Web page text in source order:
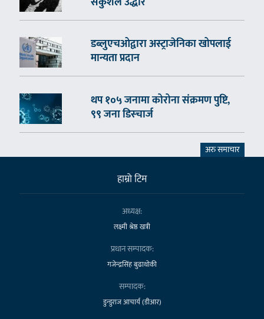
डब्लुएचओद्वारा अस्ट्राजेनिका खोपलाई
मान्यता प्रदान
थप १०५ जनामा कोरोना संक्रमण पुष्टि,
९९ जना डिस्चार्ज
अरु समाचार
हाम्राे टिम
अध्यक्ष:
लक्ष्मी श्रेष्ठ खत्री
प्रधान सम्पादक:
गजेन्द्रसिंह बुढाथोकी
सम्पादक:
डुन्डुराज आचार्य (डीआर)